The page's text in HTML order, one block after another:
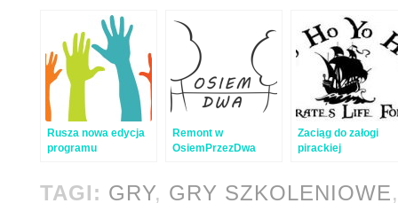
Rusza nowa edycja
programu
Remont w
OsiemPrzezDwa
Zaciąg do załogi
pirackiej
TAGI: GRY, GRY SZKOLENIOWE